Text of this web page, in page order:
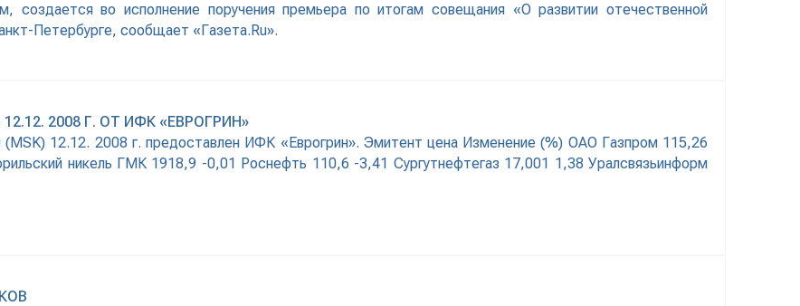
создается во исполнение поручения премьера по итогам совещания «О развитии отечественной
Петербурге, сообщает «Газета.Ru».
2008 Г. ОТ ИФК «ЕВРОГРИН»
(MSK) 12.12. 2008 г. предоставлен ИФК «Еврогрин». Эмитент цена Изменение (%) ОАО Газпром 115,26
никель ГМК 1918,9 -0,01 Роснефть 110,6 -3,41 Сургутнефтегаз 17,001 1,38 Уралсвязьинформ